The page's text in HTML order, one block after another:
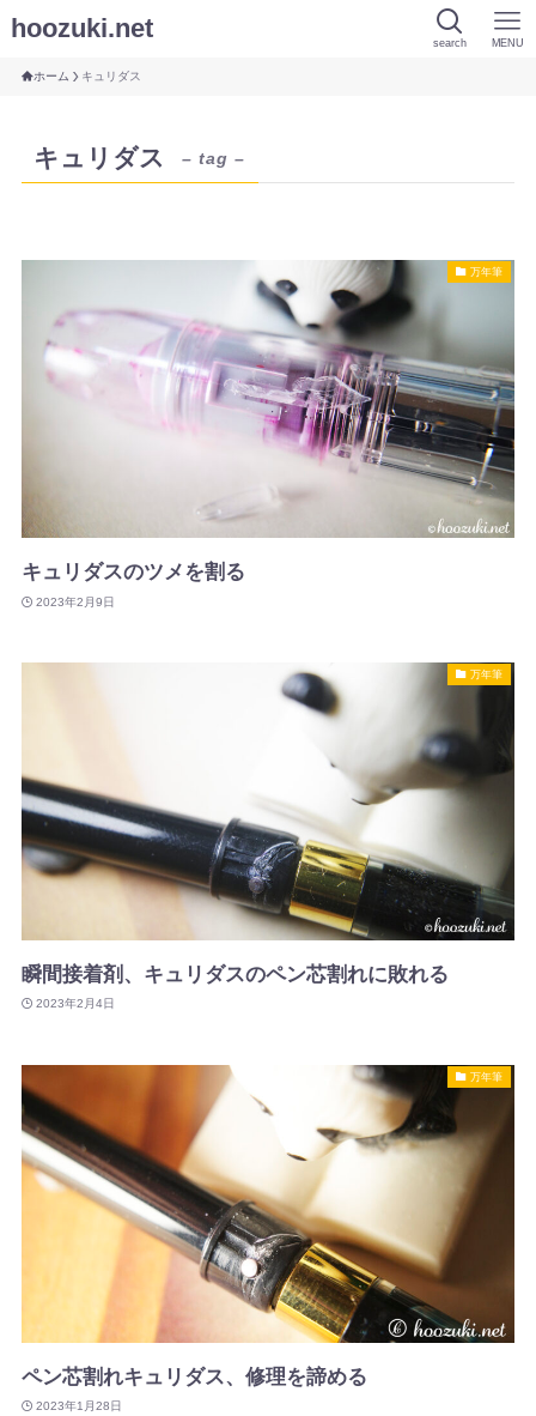
hoozuki.net search MENU
ホーム キュリダス
キュリダス – tag –
万年筆
キュリダスのツメを割る
2023年2月9日
万年筆
瞬間接着剤、キュリダスのペン芯割れに敗れる
2023年2月4日
万年筆
ペン芯割れキュリダス、修理を諦める
2023年1月28日